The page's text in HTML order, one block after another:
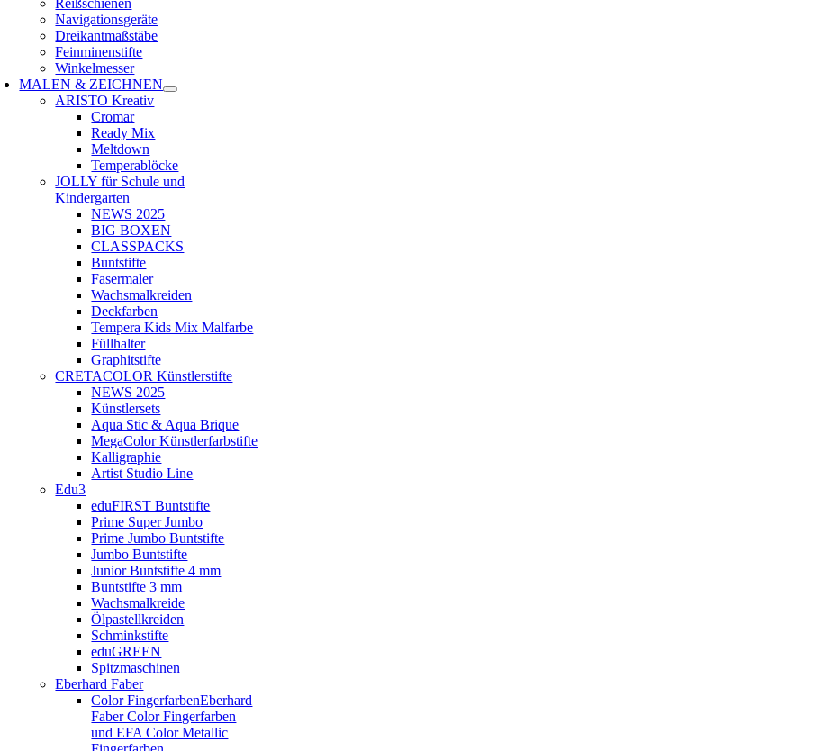
Reißschienen
Navigationsgeräte
Dreikantmaßstäbe
Feinminenstifte
Winkelmesser
MALEN & ZEICHNEN
ARISTO Kreativ
Cromar
Ready Mix
Meltdown
Temperablöcke
JOLLY für Schule und
Kindergarten
NEWS 2025
BIG BOXEN
CLASSPACKS
Buntstifte
Fasermaler
Wachsmalkreiden
Deckfarben
Tempera Kids Mix Malfarbe
Füllhalter
Graphitstifte
CRETACOLOR Künstlerstifte
NEWS 2025
Künstlersets
Aqua Stic & Aqua Brique
MegaColor Künstlerfarbstifte
Kalligraphie
Artist Studio Line
Edu3
eduFIRST Buntstifte
Prime Super Jumbo
Prime Jumbo Buntstifte
Jumbo Buntstifte
Junior Buntstifte 4 mm
Buntstifte 3 mm
Wachsmalkreide
Ölpastellkreiden
Schminkstifte
eduGREEN
Spitzmaschinen
Eberhard Faber
Color FingerfarbenEberhard
Faber Color Fingerfarben
und EFA Color Metallic